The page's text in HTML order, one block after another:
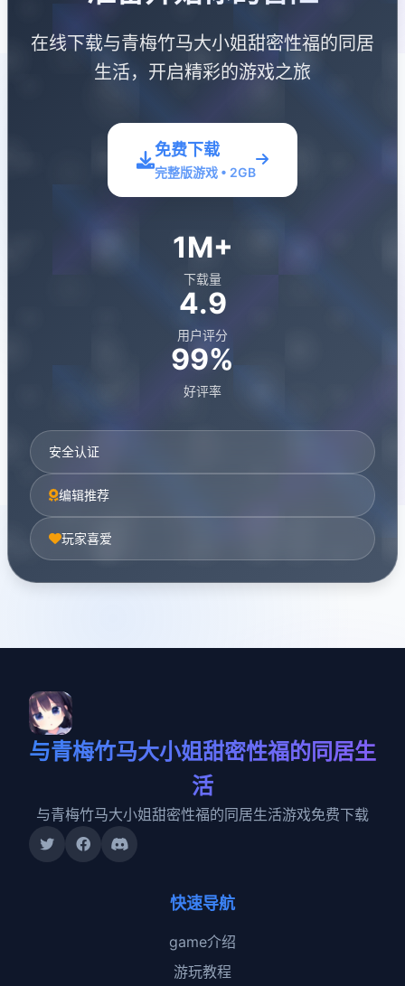
在线下载与青梅竹马大小姐甜密性福的同居
生活，开启精彩的游戏之旅
免费下载
完整版游戏 • 2GB
1M+
下载量
4.9
用户评分
99%
好评率
安全认证
编辑推荐
玩家喜爱
与青梅竹马大小姐甜密性福的同居生
活
与青梅竹马大小姐甜密性福的同居生活游戏免费下载
快速导航
game介绍
游玩教程